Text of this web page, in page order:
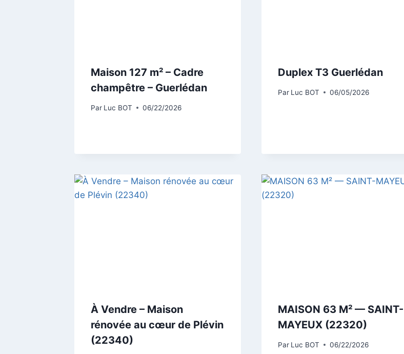
Maison 127 m² – Cadre
champêtre – Guerlédan
Par Luc BOT 06/22/2026
Duplex T3 Guerlédan
Par Luc BOT 06/05/2026
À Vendre – Maison
rénovée au cœur de Plévin
(22340)
MAISON 63 M² — SAINT-
MAYEUX (22320)
Par Luc BOT 06/22/2026